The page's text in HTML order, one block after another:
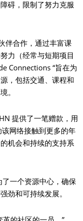
碍，限制了努力克服
伴合作，通过丰富课
力（经常与短期项目
Connections “旨在为
，包括交通、课程和
。
提供了一笔赠款，用
网络接触到更多的年
机会和持续的支持系
一个资源中心，确保
劲和可持续发展。